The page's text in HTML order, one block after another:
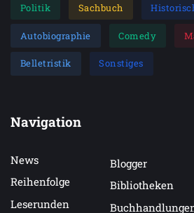
Politik Sachbuch
Autobiographie Comedy
Belletristik Sonstiges
Navigation
News
Reihenfolge
Leserunden
Blogger
Bibliotheken